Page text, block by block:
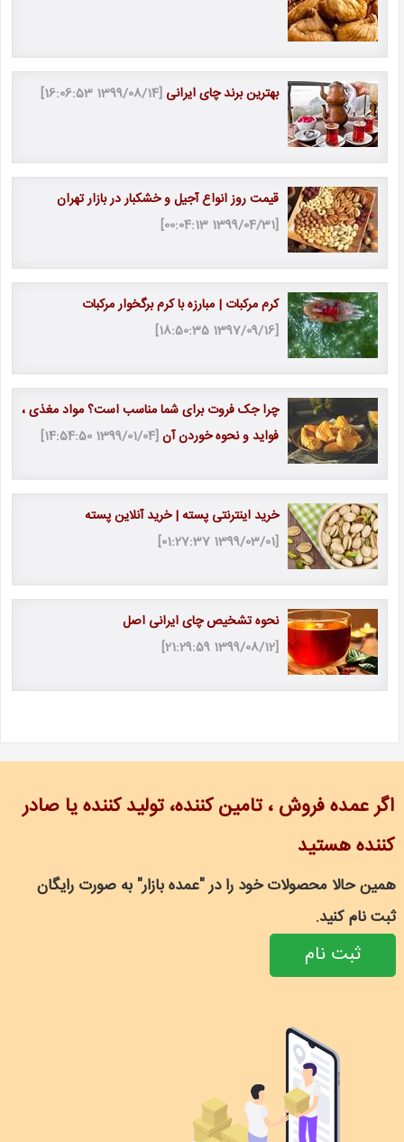
بهترین برند چای ایرانی [1399/08/14 16:06:53]
قیمت روز انواع آجیل و خشکبار در بازار تهران
[1399/04/31 00:04:13]
کرم مرکبات | مبارزه با کرم برگخوار مرکبات
[1397/09/16 18:50:35]
چرا جک فروت برای شما مناسب است؟ مواد مغذی ،
فواید و نحوه خوردن آن[1399/01/04 14:54:50]
خرید اینترنتی پسته | خرید آنلاین پسته
[1399/03/01 01:27:37]
نحوه تشخیص چای ایرانی اصل
[1399/08/12 21:29:59]
اگر عمده فروش ، تامین کننده، تولید کننده یا صادر
کننده هستید
همین حالا محصولات خود را در "عمده بازار" به صورت رایگان
ثبت نام کنید.
ثبت نام